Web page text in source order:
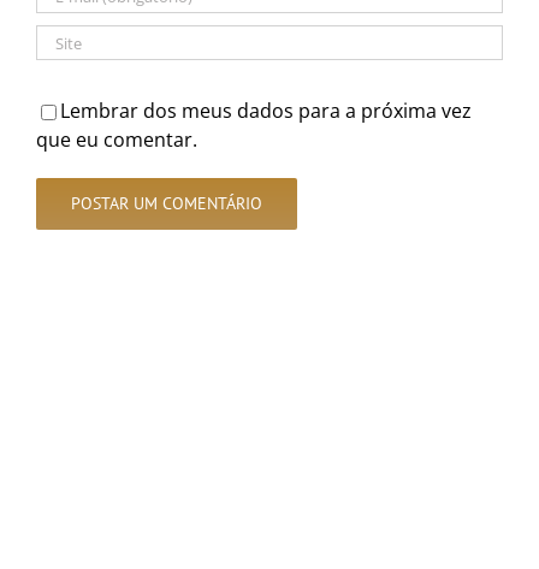
Lembrar dos meus dados para a próxima vez
que eu comentar.